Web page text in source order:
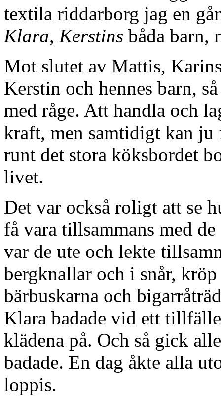
textila riddarborg jag en
Klara, Kerstins båda barn,
Mot slutet av Mattis,
Kerstin och hennes barn,
med råge. Att handla och
kraft, men samtidigt kan
runt det stora köksbordet
livet.
Det var också roligt att se
få vara tillsammans med
var de ute och lekte
bergknallar och i snår,
bärbuskarna och
Klara badade vid ett
klädena på. Och så gick
badade. En dag åkte alla
loppis.